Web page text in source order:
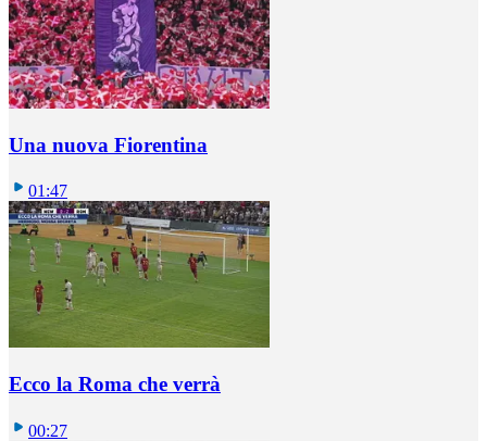
Una nuova Fiorentina
01:47
Ecco la Roma che verrà
00:27